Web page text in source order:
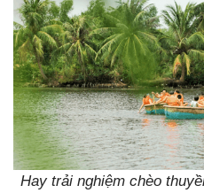
Hay trải nghiệm chèo